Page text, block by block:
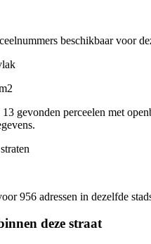
beschikbaar voor
13 gevonden perceelen met
956 adressen in dezelfde
deze straat